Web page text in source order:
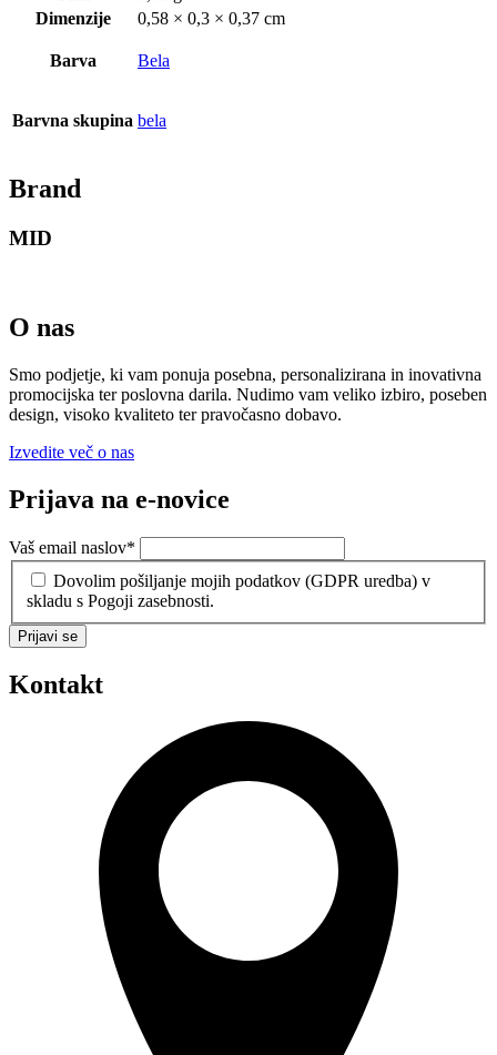
Dimenzije
0,58 × 0,3 × 0,37 cm
Barva Bela
Barvna skupina bela
Brand
MID
O nas
Smo podjetje, ki vam ponuja posebna, personalizirana in inovativna
promocijska ter poslovna darila. Nudimo vam veliko izbiro, poseben
design, visoko kvaliteto ter pravočasno dobavo.
Izvedite več o nas
Prijava na e-novice
Vaš email naslov*
Dovolim pošiljanje mojih podatkov (GDPR uredba) v
skladu s Pogoji zasebnosti.
Prijavi se
Kontakt